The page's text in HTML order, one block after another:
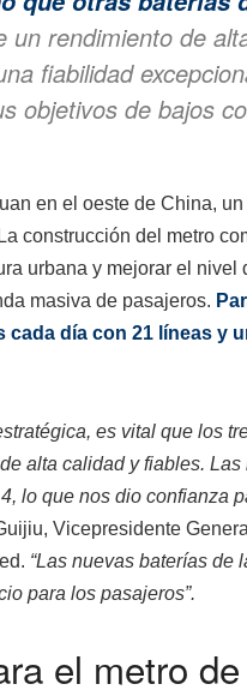
un rendimiento de
fiabilidad
objetivos de bajos
en el oeste de China,
construcción del metro
urbana y mejorar el nivel
masiva de pasajeros.
día con 21 líneas y
es vital que los
alta calidad y fiables.
lo que nos dio confianza
Vicepresidente
“Las nuevas baterías de
para los pasajeros”.
el metro